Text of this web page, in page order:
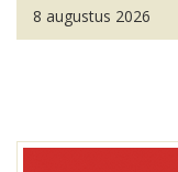
8 augustus 2026